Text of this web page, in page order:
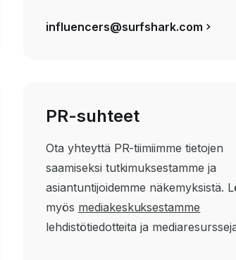
influencers@surfshark.com
PR-suhteet
Ota yhteyttä PR-tiimiimme tietojen
saamiseksi tutkimuksestamme ja
asiantuntijoidemme näkemyksistä.
myös mediakeskuksestamme
lehdistötiedotteita ja